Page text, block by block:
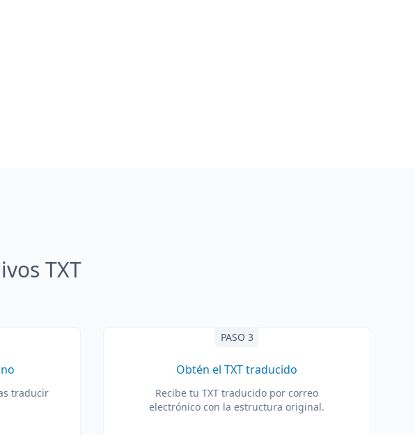
TXT
traducir
PASO 3
Obtén el TXT traducido
Recibe tu TXT traducido por correo
electrónico con la estructura original.